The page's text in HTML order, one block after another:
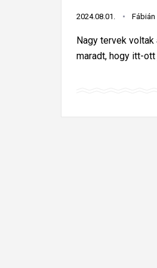
2024.08.01.
Nagy tervek
maradt, hogy itt-